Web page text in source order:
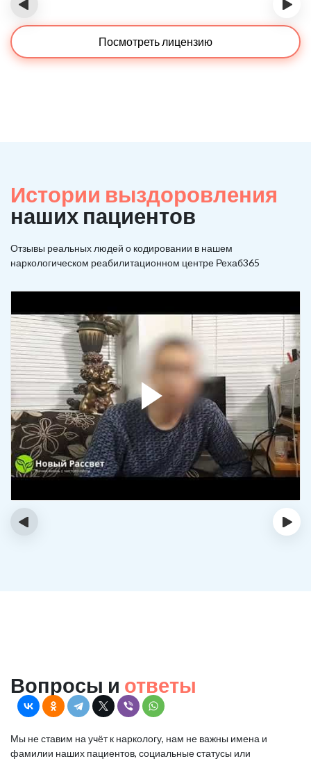
‹ ›
Посмотреть лицензию
Истории выздоровления
наших пациентов
Отзывы реальных людей о кодировании в нашем
наркологическом реабилитационном центре Рехаб365
‹ ›
Вопросы и ответы
Мы не ставим на учёт к наркологу, нам не важны имена и
фамилии наших пациентов, социальные статусы или